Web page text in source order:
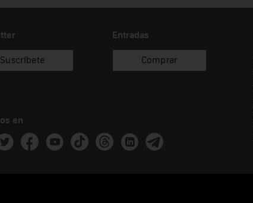
Suscríbete
Entradas
Comprar
en
FacebookYoutubeTik TokThreadsLinkedinTelegram